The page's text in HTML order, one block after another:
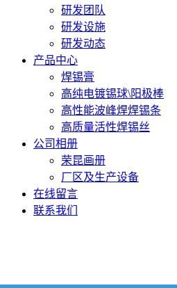
研发团队
研发设施
研发动态
产品中心
焊锡膏
高纯电镀锡球\阳极棒
高性能波峰焊焊锡条
高质量活性焊锡丝
公司相册
荣昆画册
厂区及生产设备
在线留言
联系我们